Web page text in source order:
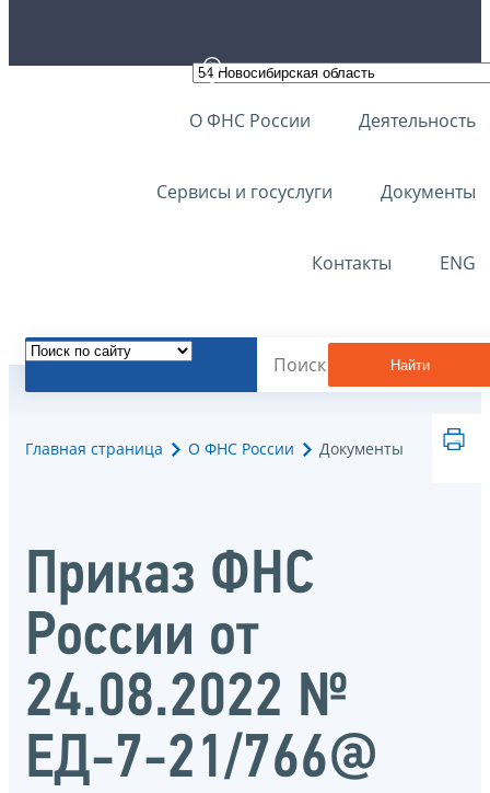
О ФНС России Деятельность
Сервисы и госуслуги Документы
Контакты ENG
Найти
Главная страница О ФНС России Документы
Приказ ФНС
России от
24.08.2022 №
ЕД-7-21/766@